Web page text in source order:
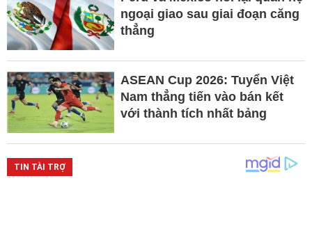
ngoại giao sau giai đoạn căng
thẳng
ASEAN Cup 2026: Tuyển Việt
Nam thẳng tiến vào bán kết
với thành tích nhất bảng